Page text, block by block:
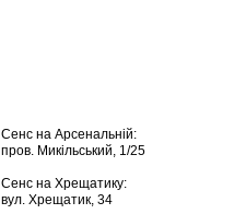
Сенс на Арсенальній:
пров. Микільський, 1/25
Сенс на Хрещатику:
вул. Хрещатик, 34